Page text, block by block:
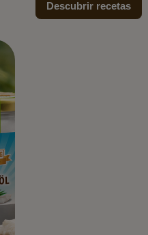
Descubrir recetas